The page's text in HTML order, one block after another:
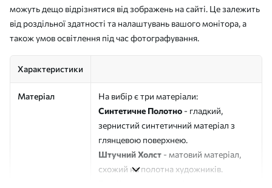
можуть дещо відрізнятися від зображень на сайті. Це залежить
від роздільної здатності та налаштувань вашого монітора, а
також умов освітлення під час фотографування.
Характеристики
Матеріал
На вибір є три матеріали:
Синтетичне Полотно - гладкий,
зернистий синтетичний матеріал з
глянцевою поверхнею.
Штучний Холст - матовий матеріал,
схожий на полотна художників.